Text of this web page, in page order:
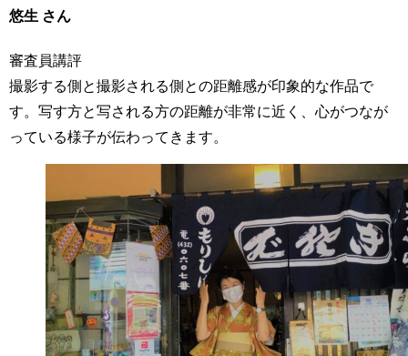
悠生 さん
審査員講評
撮影する側と撮影される側との距離感が印象的な作品で
す。写す方と写される方の距離が非常に近く、心がつなが
っている様子が伝わってきます。